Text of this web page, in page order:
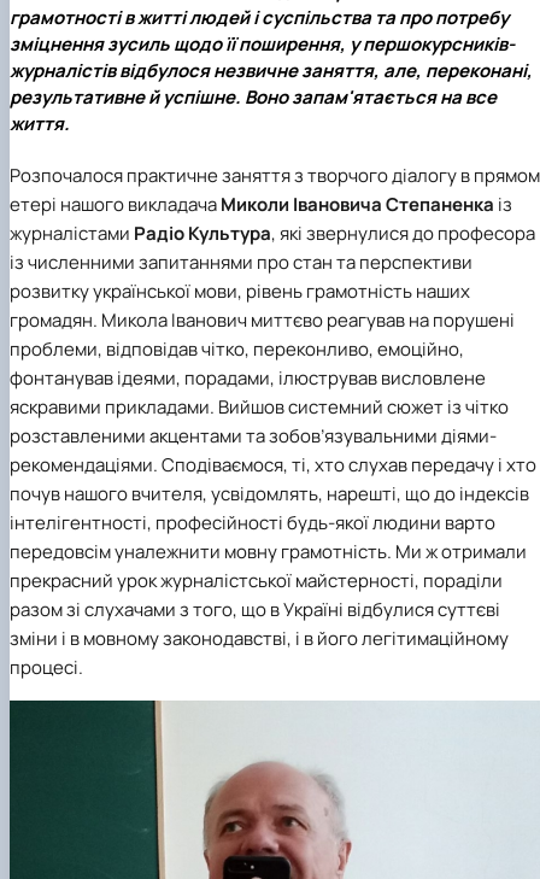
грамотності в житті людей і суспільства та про потребу
зміцнення зусиль щодо її поширення, у першокурсників-
журналістів відбулося незвичне заняття, але, переконані,
результативне й успішне. Воно запам'ятається на все
життя.
Розпочалося практичне заняття з творчого діалогу в
етері нашого викладачаМиколи Івановича Степаненка із
журналістами Радіо Культура, які звернулися до професора
із численними запитаннями про стан та перспективи
розвитку української мови, рівень грамотність наших
громадян. Микола Іванович миттєво реагував на порушені
проблеми, відповідав чітко, переконливо, емоційно,
фонтанував ідеями, порадами, ілюстрував висловлене
яскравими прикладами. Вийшов системний сюжет із чітко
розставленими акцентами та зобов’язувальними діями-
рекомендаціями. Сподіваємося, ті, хто слухав передачу і хто
почув нашого вчителя, усвідомлять, нарешті, що до індексів
інтелігентності, професійності будь-якої людини варто
передовсім уналежнити мовну грамотність. Ми ж отримали
прекрасний урок журналістської майстерності, пораділи
разом зі слухачами з того, що в Україні відбулися суттєві
зміни і в мовному законодавстві, і в його легітимаційному
процесі.